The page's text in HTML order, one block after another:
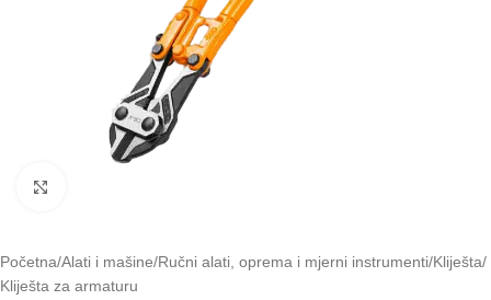
Početna/Alati i mašine/Ručni alati, oprema i mjerni instrumenti/Kliješta/
Kliješta za armaturu